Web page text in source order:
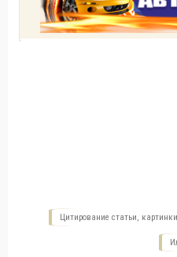
Цитирование статьи,